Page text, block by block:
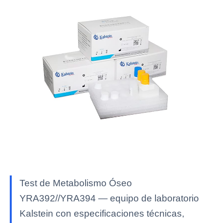
Test de Metabolismo Óseo
YRA392//YRA394 — equipo de laboratorio
Kalstein con especificaciones técnicas,